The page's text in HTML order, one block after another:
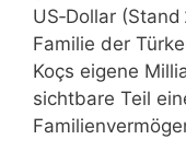
US‑Dollar
Familie der
Koçs eigene
sichtbare Teil